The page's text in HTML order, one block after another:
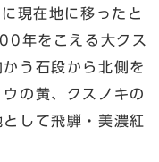
現在地に移ったと
年をこえる大クス
う石段から北側を
の黄、クスノキの
して飛騨・美濃紅